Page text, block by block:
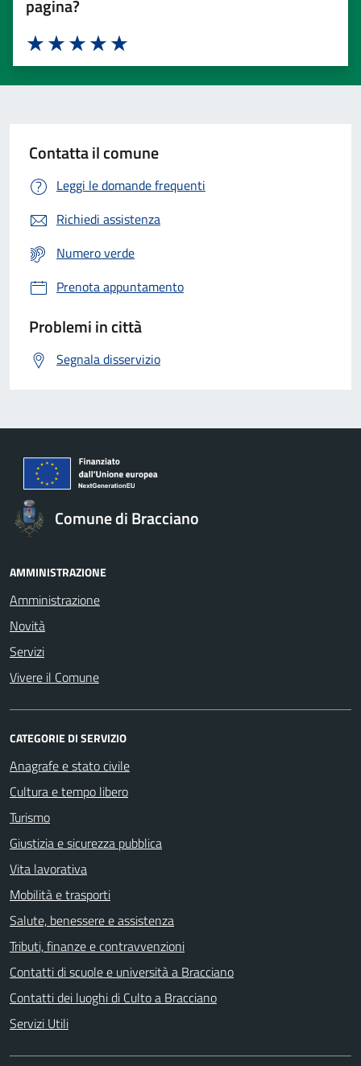
pagina?
Valuta 5 stelle su 5
Valuta 4 stelle su 5
Valuta 3 stelle su 5
Valuta 2 stelle su 5
Valuta 1 stelle su 5
Contatta il comune
Leggi le domande frequenti
Richiedi assistenza
Numero verde
Prenota appuntamento
Problemi in città
Segnala disservizio
Comune di Bracciano
AMMINISTRAZIONE
Amministrazione
Novità
Servizi
Vivere il Comune
CATEGORIE DI SERVIZIO
Anagrafe e stato civile
Cultura e tempo libero
Turismo
Giustizia e sicurezza pubblica
Vita lavorativa
Mobilità e trasporti
Salute, benessere e assistenza
Tributi, finanze e contravvenzioni
Contatti di scuole e università a Bracciano
Contatti dei luoghi di Culto a Bracciano
Servizi Utili